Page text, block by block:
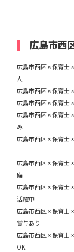
広島市西
広島市西区 × 保育士
人
広島市西区 × 保育士
広島市西区 × 保育士
広島市西区 × 保育士
み
広島市西区 × 保育士
広島市西区 × 保育士
備
広島市西区 × 保育士
活躍中
広島市西区 × 保育士
賞与あり
広島市西区 × 保育士
OK